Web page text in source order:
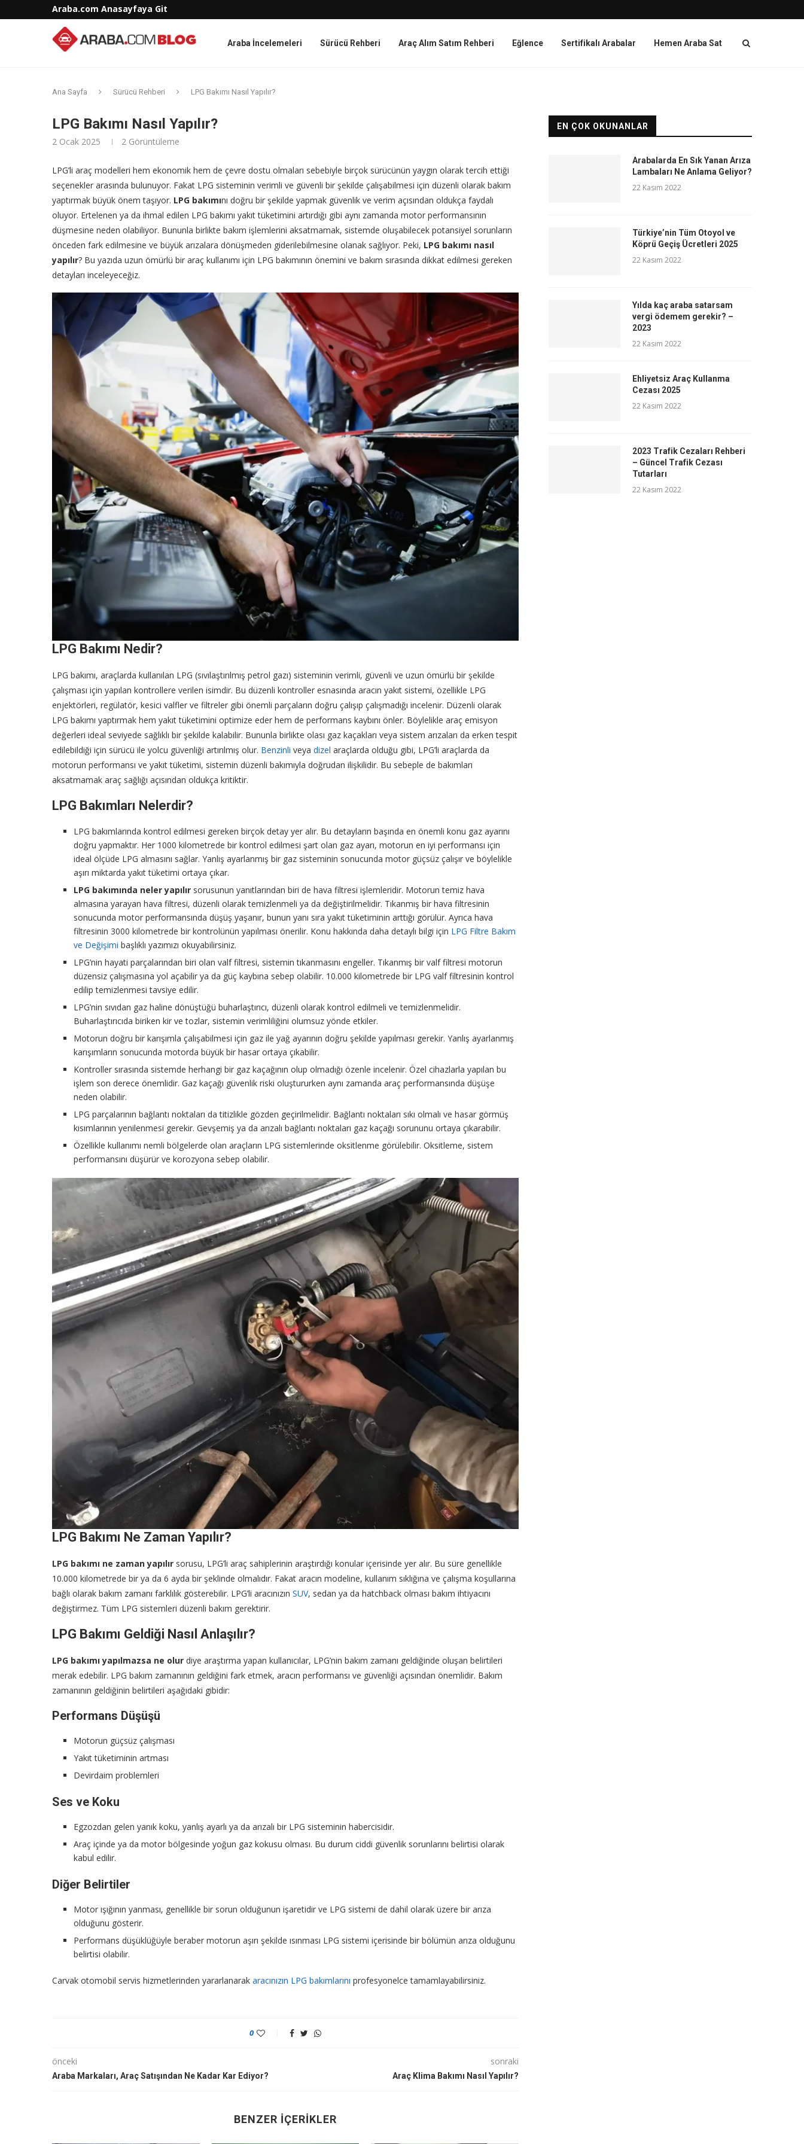
Araba.com Anasayfaya Git
Araba İncelemeleri Sürücü Rehberi Araç Alım Satım Rehberi Eğlence Sertifikalı Arabalar Hemen Araba Sat
Ana Sayfa Sürücü Rehberi LPG Bakımı Nasıl Yapılır?
LPG Bakımı Nasıl Yapılır?
2 Ocak 2025 2 Görüntüleme
LPG’li araç modelleri hem ekonomik hem de çevre dostu olmaları sebebiyle birçok sürücünün yaygın olarak tercih ettiği
seçenekler arasında bulunuyor. Fakat LPG sisteminin verimli ve güvenli bir şekilde çalışabilmesi için düzenli olarak bakım
yaptırmak büyük önem taşıyor. LPG bakımını doğru bir şekilde yapmak güvenlik ve verim açısından oldukça faydalı
oluyor. Ertelenen ya da ihmal edilen LPG bakımı yakıt tüketimini artırdığı gibi aynı zamanda motor performansının
düşmesine neden olabiliyor. Bununla birlikte bakım işlemlerini aksatmamak, sistemde oluşabilecek potansiyel sorunların
önceden fark edilmesine ve büyük arızalara dönüşmeden giderilebilmesine olanak sağlıyor. Peki, LPG bakımı nasıl
yapılır? Bu yazıda uzun ömürlü bir araç kullanımı için LPG bakımının önemini ve bakım sırasında dikkat edilmesi gereken
detayları inceleyeceğiz.
LPG Bakımı Nedir?
LPG bakımı, araçlarda kullanılan LPG (sıvılaştırılmış petrol gazı) sisteminin verimli, güvenli ve uzun ömürlü bir şekilde
çalışması için yapılan kontrollere verilen isimdir. Bu düzenli kontroller esnasında aracın yakıt sistemi, özellikle LPG
enjektörleri, regülatör, kesici valfler ve filtreler gibi önemli parçaların doğru çalışıp çalışmadığı incelenir. Düzenli olarak
LPG bakımı yaptırmak hem yakıt tüketimini optimize eder hem de performans kaybını önler. Böylelikle araç emisyon
değerleri ideal seviyede sağlıklı bir şekilde kalabilir. Bununla birlikte olası gaz kaçakları veya sistem arızaları da erken tespit
edilebildiği için sürücü ile yolcu güvenliği artırılmış olur. Benzinli veya dizel araçlarda olduğu gibi, LPG’li araçlarda da
motorun performansı ve yakıt tüketimi, sistemin düzenli bakımıyla doğrudan ilişkilidir. Bu sebeple de bakımları
aksatmamak araç sağlığı açısından oldukça kritiktir.
LPG Bakımları Nelerdir?
LPG bakımlarında kontrol edilmesi gereken birçok detay yer alır. Bu detayların başında en önemli konu gaz ayarını
doğru yapmaktır. Her 1000 kilometrede bir kontrol edilmesi şart olan gaz ayarı, motorun en iyi performansı için
ideal ölçüde LPG almasını sağlar. Yanlış ayarlanmış bir gaz sisteminin sonucunda motor güçsüz çalışır ve böylelikle
aşırı miktarda yakıt tüketimi ortaya çıkar.
LPG bakımında neler yapılır sorusunun yanıtlarından biri de hava filtresi işlemleridir. Motorun temiz hava
almasına yarayan hava filtresi, düzenli olarak temizlenmeli ya da değiştirilmelidir. Tıkanmış bir hava filtresinin
sonucunda motor performansında düşüş yaşanır, bunun yanı sıra yakıt tüketiminin arttığı görülür. Ayrıca hava
filtresinin 3000 kilometrede bir kontrolünün yapılması önerilir. Konu hakkında daha detaylı bilgi için LPG Filtre Bakım
ve Değişimi başlıklı yazımızı okuyabilirsiniz.
LPG’nin hayati parçalarından biri olan valf filtresi, sistemin tıkanmasını engeller. Tıkanmış bir valf filtresi motorun
düzensiz çalışmasına yol açabilir ya da güç kaybına sebep olabilir. 10.000 kilometrede bir LPG valf filtresinin kontrol
edilip temizlenmesi tavsiye edilir.
LPG’nin sıvıdan gaz haline dönüştüğü buharlaştırıcı, düzenli olarak kontrol edilmeli ve temizlenmelidir.
Buharlaştırıcıda biriken kir ve tozlar, sistemin verimliliğini olumsuz yönde etkiler.
Motorun doğru bir karışımla çalışabilmesi için gaz ile yağ ayarının doğru şekilde yapılması gerekir. Yanlış ayarlanmış
karışımların sonucunda motorda büyük bir hasar ortaya çıkabilir.
Kontroller sırasında sistemde herhangi bir gaz kaçağının olup olmadığı özenle incelenir. Özel cihazlarla yapılan bu
işlem son derece önemlidir. Gaz kaçağı güvenlik riski oluştururken aynı zamanda araç performansında düşüşe
neden olabilir.
LPG parçalarının bağlantı noktaları da titizlikle gözden geçirilmelidir. Bağlantı noktaları sıkı olmalı ve hasar görmüş
kısımlarının yenilenmesi gerekir. Gevşemiş ya da arızalı bağlantı noktaları gaz kaçağı sorununu ortaya çıkarabilir.
Özellikle kullanımı nemli bölgelerde olan araçların LPG sistemlerinde oksitlenme görülebilir. Oksitleme, sistem
performansını düşürür ve korozyona sebep olabilir.
LPG Bakımı Ne Zaman Yapılır?
LPG bakımı ne zaman yapılır sorusu, LPG’li araç sahiplerinin araştırdığı konular içerisinde yer alır. Bu süre genellikle
10.000 kilometrede bir ya da 6 ayda bir şeklinde olmalıdır. Fakat aracın modeline, kullanım sıklığına ve çalışma koşullarına
bağlı olarak bakım zamanı farklılık gösterebilir. LPG’li aracınızın SUV, sedan ya da hatchback olması bakım ihtiyacını
değiştirmez. Tüm LPG sistemleri düzenli bakım gerektirir.
LPG Bakımı Geldiği Nasıl Anlaşılır?
LPG bakımı yapılmazsa ne olur diye araştırma yapan kullanıcılar, LPG’nin bakım zamanı geldiğinde oluşan belirtileri
merak edebilir. LPG bakım zamanının geldiğini fark etmek, aracın performansı ve güvenliği açısından önemlidir. Bakım
zamanının geldiğinin belirtileri aşağıdaki gibidir:
Performans Düşüşü
Motorun güçsüz çalışması
Yakıt tüketiminin artması
Devirdaim problemleri
Ses ve Koku
Egzozdan gelen yanık koku, yanlış ayarlı ya da arızalı bir LPG sisteminin habercisidir.
Araç içinde ya da motor bölgesinde yoğun gaz kokusu olması. Bu durum ciddi güvenlik sorunlarını belirtisi olarak
kabul edilir.
Diğer Belirtiler
Motor ışığının yanması, genellikle bir sorun olduğunun işaretidir ve LPG sistemi de dahil olarak üzere bir arıza
olduğunu gösterir.
Performans düşüklüğüyle beraber motorun aşırı şekilde ısınması LPG sistemi içerisinde bir bölümün arıza olduğunu
belirtisi olabilir.
Carvak otomobil servis hizmetlerinden yararlanarak aracınızın LPG bakımlarını profesyonelce tamamlayabilirsiniz.
0
önceki
Araba Markaları, Araç Satışından Ne Kadar Kar Ediyor?
sonraki
Araç Klima Bakımı Nasıl Yapılır?
BENZER İÇERIKLER
EN ÇOK OKUNANLAR
Arabalarda En Sık Yanan Arıza
Lambaları Ne Anlama Geliyor?
22 Kasım 2022
Türkiye’nin Tüm Otoyol ve
Köprü Geçiş Ücretleri 2025
22 Kasım 2022
Yılda kaç araba satarsam
vergi ödemem gerekir? –
2023
22 Kasım 2022
Ehliyetsiz Araç Kullanma
Cezası 2025
22 Kasım 2022
2023 Trafik Cezaları Rehberi
– Güncel Trafik Cezası
Tutarları
22 Kasım 2022